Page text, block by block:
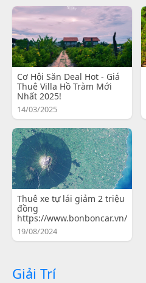
Cơ Hội Săn Deal Hot - Giá
Thuê Villa Hồ Tràm Mới
Nhất 2025!
14/03/2025
Thuê xe tự lái giảm 2 triệu
đồng
https://www.bonboncar.vn/
19/08/2024
Giải Trí